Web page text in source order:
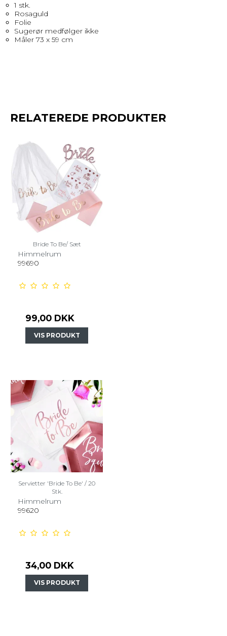
1 stk.
Rosaguld
Folie
Sugerør medfølger ikke
Måler 73 x 59 cm
RELATEREDE PRODUKTER
Bride To Be/ Sæt
Himmelrum
99690
99,00 DKK
VIS PRODUKT
Servietter 'Bride To Be' / 20
Stk.
Himmelrum
99620
34,00 DKK
VIS PRODUKT